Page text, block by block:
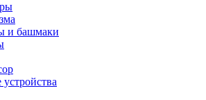
и башмаки